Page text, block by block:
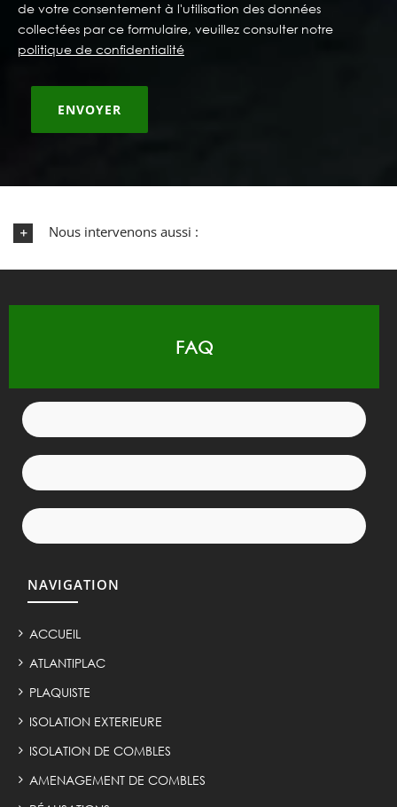
de votre consentement à l'utilisation des données
collectées par ce formulaire, veuillez consulter notre
politique de confidentialité
Nous intervenons aussi :
FAQ
NAVIGATION
ACCUEIL
ATLANTIPLAC
PLAQUISTE
ISOLATION EXTERIEURE
ISOLATION DE COMBLES
AMENAGEMENT DE COMBLES